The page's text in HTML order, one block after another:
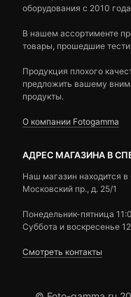
оборудования с 2010
В нашем ассортименте
товары, прошедшие
Продукция плохого
предложить вашему
продукты.
О компании Fotogamma
АДРЕС МАГАЗИНА В
Наш магазин находится
Московский пр., д. 25/1
Понедельник-пятница
Суббота и воскресенье
Смотреть контакты